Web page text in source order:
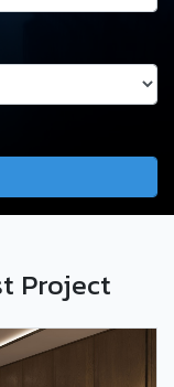
Project